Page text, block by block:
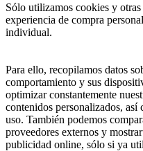
Sólo utilizamos cookies y
experiencia de compra
individual.
Para ello, recopilamos datos
comportamiento y sus
optimizar constantemente
contenidos personalizados, así
uso. También podemos
proveedores externos y
publicidad online, sólo si ya